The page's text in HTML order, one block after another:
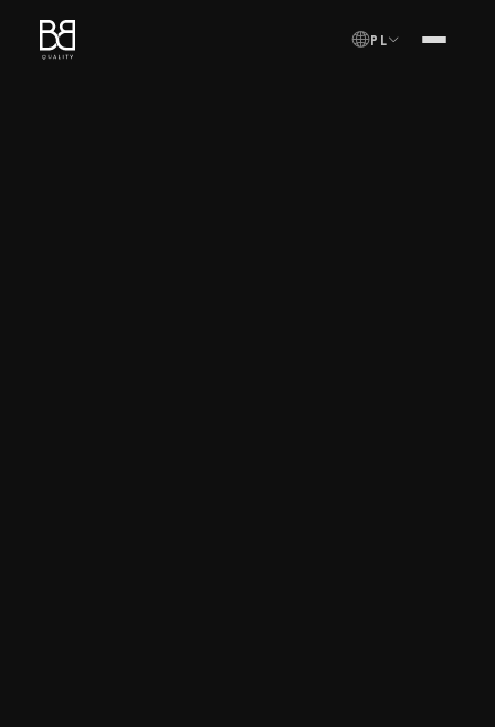
PL MENU